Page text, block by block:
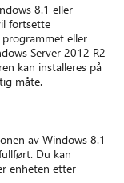
8.1 eller
fortsette
eller
Server 2012 R2
kan installeres på
måte.
av Windows 8.1
Du kan
enheten etter